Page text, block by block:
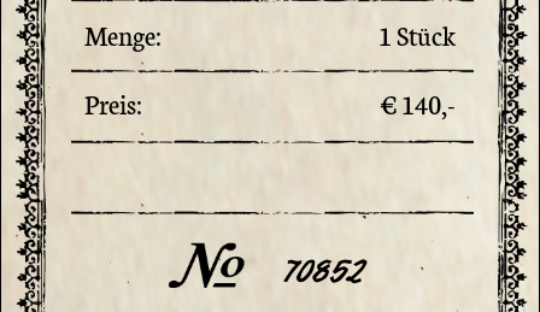
70852
Menge:
1 Stück
Preis:
€ 140,-